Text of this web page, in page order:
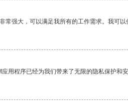
常强大，可以满足我所有的工作需求。我可
用程序已经为我们带来了无限的隐私保护和安